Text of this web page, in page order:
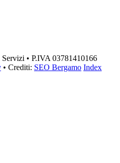
• P.IVA 03781410166
• Crediti: SEO Bergamo Index